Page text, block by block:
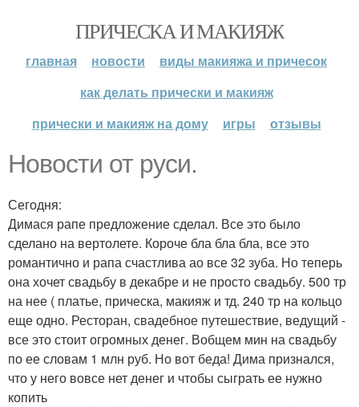
ПРИЧЕСКА И МАКИЯЖ
главная новости
виды макияжа и причесок
как делать прически и макияж
прически и макияж на дому
игры отзывы
Новости от руси.
Сегодня:
Димася рапе предложение сделал. Все это было
сделано на вертолете. Короче бла бла бла, все это
романтично и рапа счастлива ао все 32 зуба. Но теперь
она хочет свадьбу в декабре и не просто свадьбу. 500 тр
на нее ( платье, прическа, макияж и тд. 240 тр на кольцо
еще одно. Ресторан, свадебное путешествие, ведущий -
все это стоит огромных денег. Вобщем мин на свадьбу
по ее словам 1 млн руб. Но вот беда! Дима признался,
что у него вовсе нет денег и чтобы сыграть ее нужно
копить